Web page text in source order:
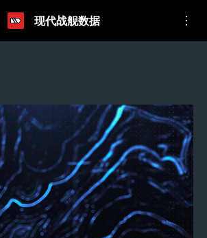
现代战舰数据